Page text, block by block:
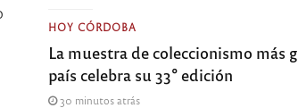
HOY CÓRDOBA
La muestra de coleccionismo más
país celebra su 33° edición
30 minutos atrás